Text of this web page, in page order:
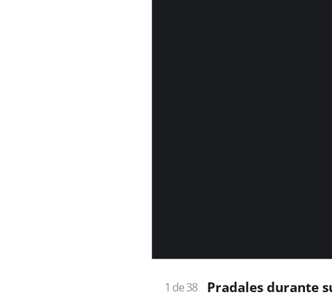
1 de 38 Pradales durante